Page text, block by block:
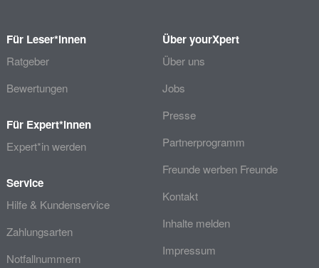
Für Leser*innen
Ratgeber
Bewertungen
Für Expert*innen
Expert*in werden
Service
Hilfe & Kundenservice
Zahlungsarten
Notfallnummern
Über yourXpert
Über uns
Jobs
Presse
Partnerprogramm
Freunde werben Freunde
Kontakt
Inhalte melden
Impressum